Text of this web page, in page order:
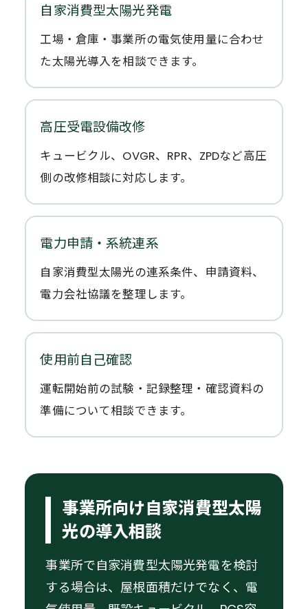
自家消費型太陽光発電
工場・倉庫・事業所の電気使用量に合わせ
た太陽光導入を相談できます。
高圧受電設備改修
キュービクル、OVGR、RPR、ZPDなど高圧
側の改修相談に対応します。
電力申請・系統連系
自家消費型太陽光の連系条件、申請資料、
電力会社協議を整理します。
使用前自己確認
運転開始前の試験・記録整理・確認資料の
準備について相談できます。
事業所向け自家消費型太陽
光の導入相談
事業所で自家消費型太陽光発電を検討
する場合は、屋根面積だけでなく、電